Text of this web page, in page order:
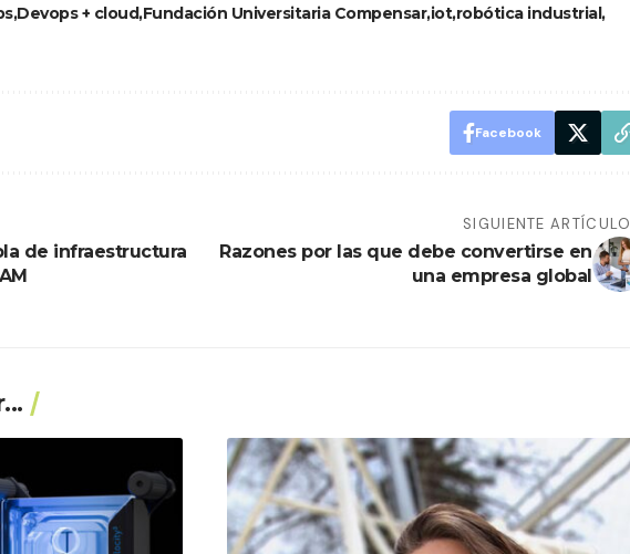
Devops + cloudFundación Universitaria Compensariotrobótica industrial
Facebook
de infraestructura
SIGUIENTE ARTÍCULO
Razones por las que debe convertirse en
una empresa global